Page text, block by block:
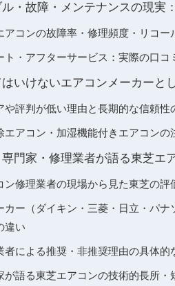
ル・故障・メンテナンスの現実
アコンの故障率・修理頻度・リコ
ト・アフターサービス：実際の口
いけないエアコンメーカーと
や評判が低い理由と長期的な信頼
エアコン・加湿機能付きエアコン
門家・修理業者が語る東芝エ
ン修理業者の現場から見た東芝の
カー（ダイキン・三菱・日立・パ
違い
者による推奨・非推奨理由の具体
が語る東芝エアコンの技術的長所